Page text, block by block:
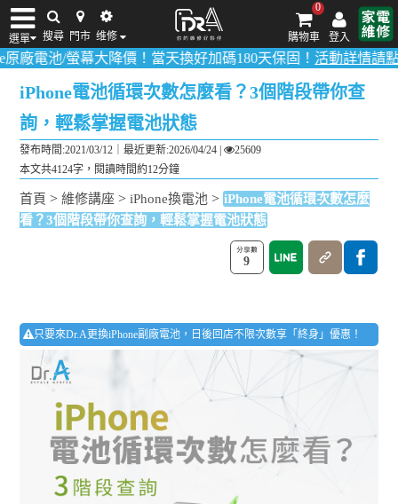
選單 搜尋 門市 维修 登入
0
購物車
iPhone維修/價格 筆電維修/價格 Android手機維修/價格 MacBook維修/價
大降價！當天換好加碼180天保固！活動詳情請點我！多數品
iPhone電池循環次數怎麼看？3個階段帶你查
詢，輕鬆掌握電池狀態
發布時間:2021/03/12｜最近更新:2026/04/24 |
25609
本文共4124字，閱讀時間約12分鐘
首頁 >維修講座 >iPhone換電池 > iPhone電池循環次數怎麼
看？3個階段帶你查詢，輕鬆掌握電池狀態
9
只要來Dr.A更換iPhone副廠電池，日後回店不限次數享「終身」優惠！